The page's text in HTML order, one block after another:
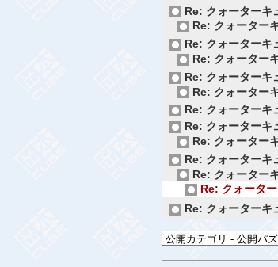
Re: クォーター
Re: クォータ
Re: クォーター
Re: クォータ
Re: クォーター
Re: クォータ
Re: クォーター
Re: クォーター
Re: クォータ
Re: クォーター
Re: クォータ
Re: クォータ
Re: クォーター